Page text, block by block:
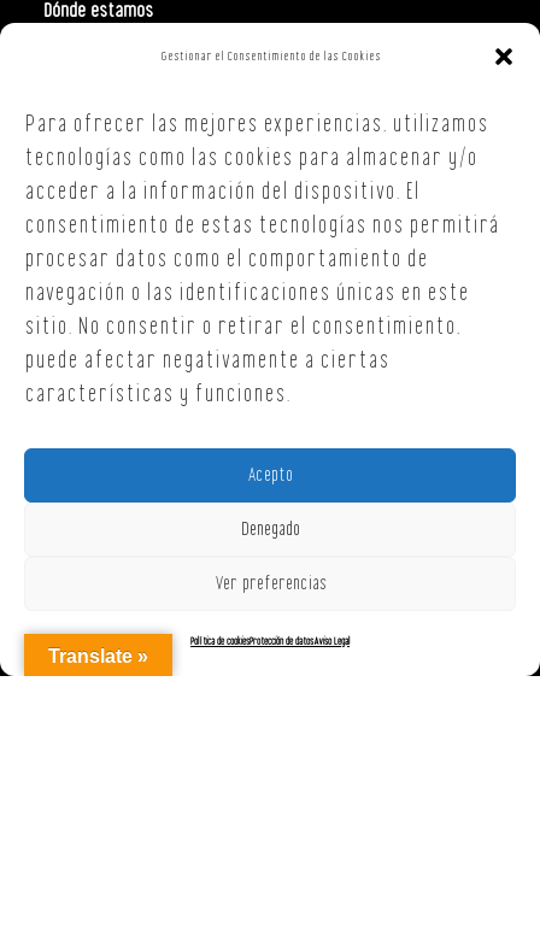
Gestionar el Consentimiento de las Cookies
Para ofrecer las mejores experiencias, utilizamos
tecnologías como las cookies para almacenar y/o
acceder a la información del dispositivo. El
consentimiento de estas tecnologías nos permitirá
procesar datos como el comportamiento de
navegación o las identificaciones únicas en este
sitio. No consentir o retirar el consentimiento,
puede afectar negativamente a ciertas
características y funciones.
Acepto
Denegado
Ver preferencias
Política de cookiesProtección de datosAviso Legal
Dónde estamos
Polign. Ind. Costa Vella
15707, Santiago de Compostela
A Coruña
T. +34 654 30 90 36
Translate »